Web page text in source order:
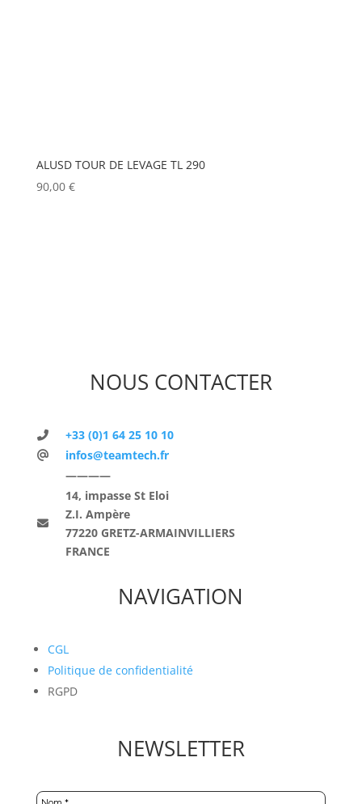
ALUSD TOUR DE LEVAGE TL 290
90,00 €
NOUS CONTACTER
+33 (0)1 64 25 10 10
infos@teamtech.fr
————
14, impasse St Eloi
Z.I. Ampère
77220 GRETZ-ARMAINVILLIERS
FRANCE
NAVIGATION
CGL
Politique de confidentialité
RGPD
NEWSLETTER